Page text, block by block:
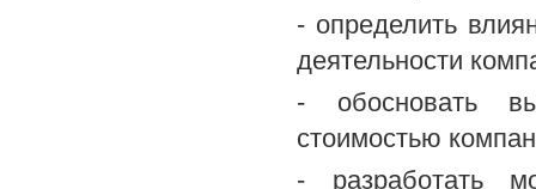
- определить
деятельности
- обосновать
стоимостью
- разработать